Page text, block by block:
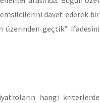
davet ederek bir
üzerinden geçtik” ifadesini
hangi kriterlerde